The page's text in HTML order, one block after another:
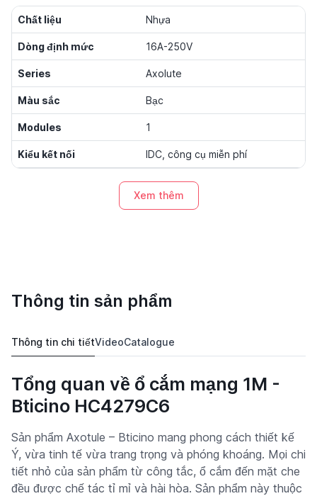
Chất liệu Nhựa
Dòng định mức 16A-250V
Series Axolute
Màu sắc Bạc
Modules 1
Kiểu kết nối IDC, công cụ miễn phí
Xem thêm
Thông tin sản phẩm
Thông tin chi tiếtVideoCatalogue
Tổng quan về ổ cắm mạng 1M -
Bticino HC4279C6
Sản phẩm Axotule – Bticino mang phong cách thiết kế
Ý, vừa tinh tế vừa trang trọng và phóng khoáng. Mọi chi
tiết nhỏ của sản phẩm từ công tắc, ổ cắm đến mặt che
đều được chế tác tỉ mỉ và hài hòa. Sản phẩm này thuộc